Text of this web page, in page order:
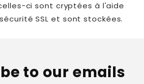
ci sont cryptées à l'aide
SSL et sont stockées.
to our emails